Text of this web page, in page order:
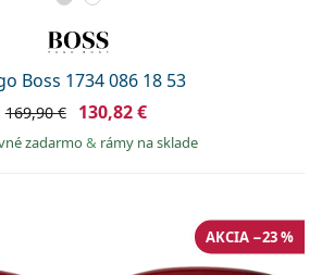
Boss 1734 086 18 53
169,90 € 130,82 €
zadarmo& rámy na sklade
AKCIA −23 %